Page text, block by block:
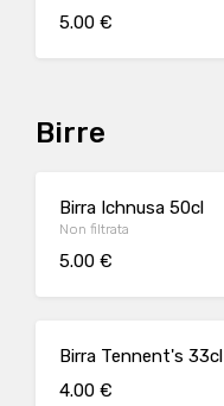
5.00 €
Birre
Birra Ichnusa 50cl
Non filtrata
5.00 €
Birra Tennent's 33cl
4.00 €